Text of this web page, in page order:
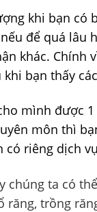
khi bạn có
để quá lâu
khác. Chính
bạn thấy
mình được
môn thì
có riêng dịch
chúng ta có
răng, trồng